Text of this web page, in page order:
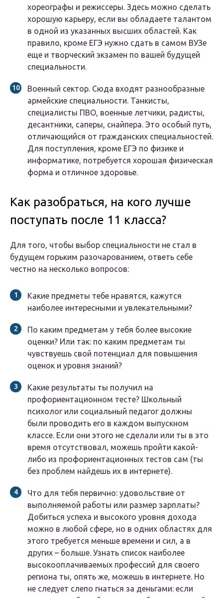
хореографы и режиссеры. Здесь можно сделать
хорошую карьеру, если вы обладаете талантом
в одной из указанных высших областей. Как
правило, кроме ЕГЭ нужно сдать в самом ВУЗе
еще и творческий экзамен по вашей будущей
специальности.
Военный сектор. Сюда входят разнообразные
армейские специальности. Танкисты,
специалисты ПВО, военные летчики, радисты,
десантники, саперы, снайпера. Это особый путь,
отличающийся от гражданских специальностей.
Для поступления, кроме ЕГЭ по физике и
информатике, потребуется хорошая физическая
форма и отличное здоровье.
Как разобраться, на кого лучше
поступать после 11 класса?
Для того, чтобы выбор специальности не стал в
будущем горьким разочарованием, ответь себе
честно на несколько вопросов:
Какие предметы тебе нравятся, кажутся
наиболее интересными и увлекательными?
По каким предметам у тебя более высокие
оценки? Или так: по каким предметам ты
чувствуешь свой потенциал для повышения
оценок и уровня знаний?
Какие результаты ты получил на
профориентационном тесте? Школьный
психолог или социальный педагог должны
были проводить его в каждом выпускном
классе. Если они этого не сделали или ты в это
время отсутствовал, можешь пройти какой-
либо из профориентационных тестов сам (ты
без проблем найдешь их в интернете).
Что для тебя первично: удовольствие от
выполняемой работы или размер зарплаты?
Добиться успеха и высокого уровня дохода
можно в любой сфере, но в одних областях для
этого требуется меньше времени и сил, а в
других – больше. Узнать список наиболее
высокооплачиваемых профессий для своего
региона ты, опять же, можешь в интернете. Но
не следует слепо гнаться за деньгами: если